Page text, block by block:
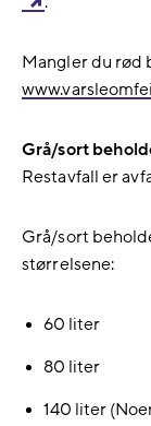
Mangler du rød
Grå/sort
Restavfall er
Grå/sort
størrelsene:
60 liter
80 liter
140 liter